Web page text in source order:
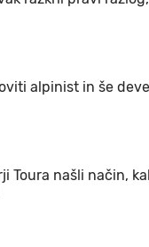
alpinist in še
Toura našli način,